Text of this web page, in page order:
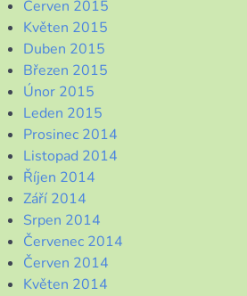
Červen 2015
Květen 2015
Duben 2015
Březen 2015
Únor 2015
Leden 2015
Prosinec 2014
Listopad 2014
Říjen 2014
Září 2014
Srpen 2014
Červenec 2014
Červen 2014
Květen 2014